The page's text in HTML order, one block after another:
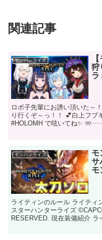
関連記事
モンハンライズ
狩
ラ
ロボ子先輩にお誘い頂いた～
り行くぞ～っ！！ 💕白上フブ
#HOLOMH​ で呟いてね✨
モンハンライズ
モ
サ
モ
ライティンのルール ライティ
スターハンターライズ
RESERVED. 現在装備紹介 ラ